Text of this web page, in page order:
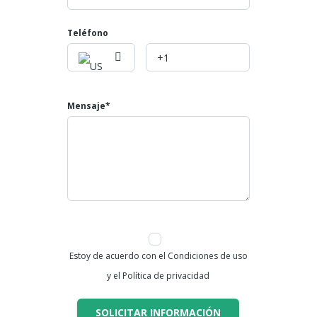
Baño privado…toda personalizada con música
ambiental
CUARTO NIVEL: Terraza techada
Mayores informes:
Teléfono
Mensaje*
Estoy de acuerdo con el Condiciones de uso
y el Política de privacidad
SOLICITAR INFORMACIÓN